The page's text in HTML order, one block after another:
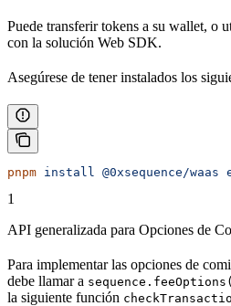
Puede transferir tokens a su wallet, o
con la solución Web SDK.
Asegúrese de tener instalados los
pnpm install @0xsequence/waas
1
API generalizada para Opciones de
Para implementar las opciones de
debe llamar a
la siguiente función